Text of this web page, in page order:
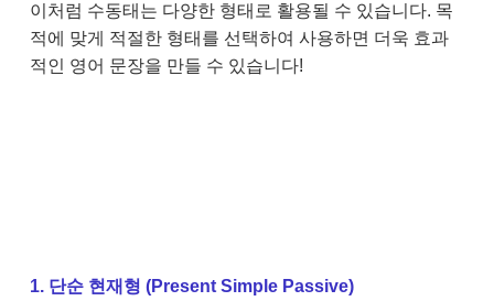
이처럼 수동태는 다양한 형태로 활용될 수 있습니다. 목
적에 맞게 적절한 형태를 선택하여 사용하면 더욱 효과
적인 영어 문장을 만들 수 있습니다!
1. 단순 현재형 (Present Simple Passive)